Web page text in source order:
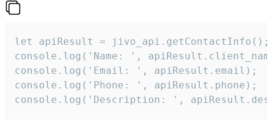
let apiResult = jivo_api.getContactInfo();
console.log('Name: ',
console.log('Email: ', apiResult.email);
console.log('Phone: ', apiResult.phone);
console.log('Description: ',